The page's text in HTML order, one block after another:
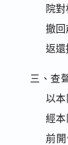
院
撤
返還
三、查
以
經
前